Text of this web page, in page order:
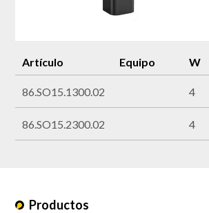
Artículo Equipo W
86.SO15.1300.02 4
86.SO15.2300.02 4
Productos